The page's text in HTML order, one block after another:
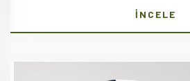
İNCELE